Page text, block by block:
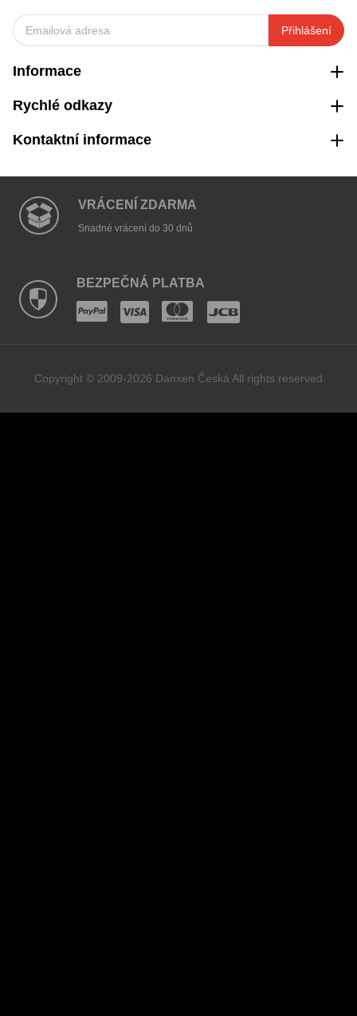
Přihlášení
Informace
Rychlé odkazy
Kontaktní informace
VRÁCENÍ ZDARMA
Snadné vrácení do 30 dnů
BEZPEČNÁ PLATBA
Copyright © 2009-2026 Danxen Česká All rights reserved